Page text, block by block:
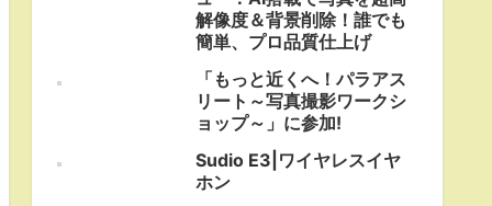
解像度＆背景削除！誰でも
簡単、プロ品質仕上げ
「もっと近くへ！パラアス
リート～写真撮影ワークシ
ョップ～」に参加!
Sudio E3|ワイヤレスイヤ
ホン